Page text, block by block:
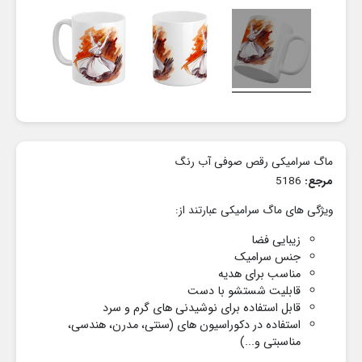
ماگ سرامیکی رقص صوفی آب رنگ
مرجع:
ویژگی های ماگ سرامیکی عبارتند از:
زیبایی فضا
جنس سرامیک
مناسب برای هدیه
قابلیت شستشو با دست
قابل استفاده برای نوشیدنی های گرم و سرد
استفاده در دکوراسیون های (سنتی، مدرن، هندسی،
مناسبتی و...)